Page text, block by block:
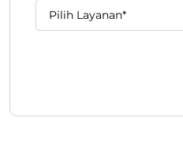
Temukan Lebih Banyak